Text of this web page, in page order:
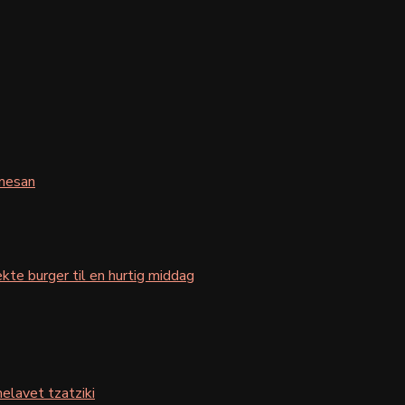
burger til en hurtig middag
tzatziki